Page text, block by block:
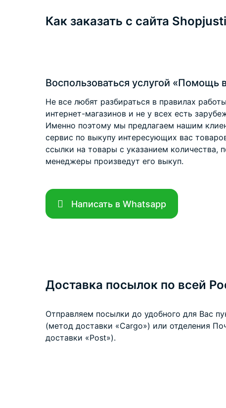
Как заказать с сайта
Воспользоваться услугой «Помощь
Не все любят разбираться в правилах
интернет-магазинов и не у всех есть
Именно поэтому мы предлагаем нашим
сервис по выкупу интересующих вас
ссылки на товары с указанием количества,
менеджеры произведут его выкуп.
Написать в Whatsapp
Доставка посылок по всей
Отправляем посылки до удобного для Вас
(метод доставки «Cargo») или отделения
доставки «Post»).